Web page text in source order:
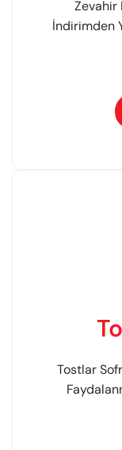
Zevahir
İndirimden
Tostlar